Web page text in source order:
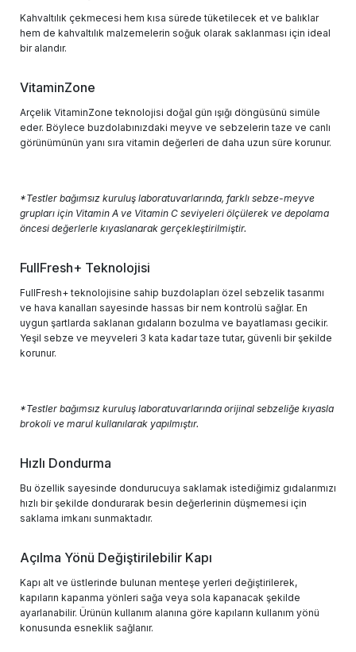
Kahvaltılık çekmecesi hem kısa sürede tüketilecek et ve balıklar
hem de kahvaltılık malzemelerin soğuk olarak saklanması için ideal
bir alandır.
VitaminZone
Arçelik VitaminZone teknolojisi doğal gün ışığı döngüsünü simüle
eder. Böylece buzdolabınızdaki meyve ve sebzelerin taze ve canlı
görünümünün yanı sıra vitamin değerleri de daha uzun süre korunur.
*Testler bağımsız kuruluş laboratuvarlarında, farklı sebze-meyve
grupları için Vitamin A ve Vitamin C seviyeleri ölçülerek ve depolama
öncesi değerlerle kıyaslanarak gerçekleştirilmiştir.
FullFresh+ Teknolojisi
FullFresh+ teknolojisine sahip buzdolapları özel sebzelik tasarımı
ve hava kanalları sayesinde hassas bir nem kontrolü sağlar. En
uygun şartlarda saklanan gıdaların bozulma ve bayatlaması gecikir.
Yeşil sebze ve meyveleri 3 kata kadar taze tutar, güvenli bir şekilde
korunur.
*Testler bağımsız kuruluş laboratuvarlarında orijinal sebzeliğe kıyasla
brokoli ve marul kullanılarak yapılmıştır.
Hızlı Dondurma
Bu özellik sayesinde dondurucuya saklamak istediğimiz gıdalarımızı
hızlı bir şekilde dondurarak besin değerlerinin düşmemesi için
saklama imkanı sunmaktadır.
Açılma Yönü Değiştirilebilir Kapı
Kapı alt ve üstlerinde bulunan menteşe yerleri değiştirilerek,
kapıların kapanma yönleri sağa veya sola kapanacak şekilde
ayarlanabilir. Ürünün kullanım alanına göre kapıların kullanım yönü
konusunda esneklik sağlanır.